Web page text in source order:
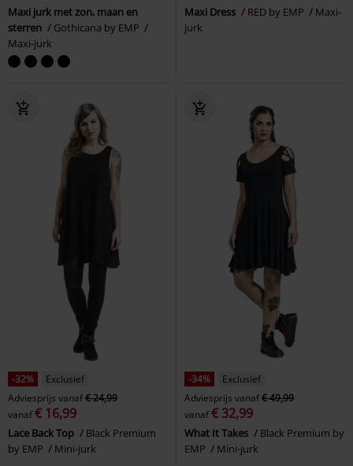
Maxi jurk met zon, maan en
sterren
Gothicana by EMP
Maxi-jurk
Maxi Dress RED by EMP
Maxi-
jurk
-32%
Exclusief
Adviesprijs vanaf€ 24,99
vanaf€ 16,99
Lace Back Top
Black Premium
by EMP
Mini-jurk
-34%
Exclusief
Adviesprijs vanaf€ 49,99
vanaf€ 32,99
What It Takes
Black Premium by
EMP
Mini-jurk